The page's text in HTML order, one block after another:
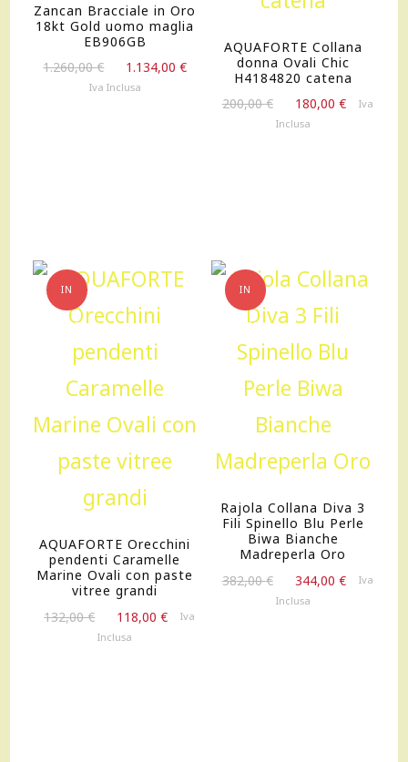
Zancan Bracciale in Oro
18kt Gold uomo maglia
EB906GB
1.260,00€
prezzo
1.134,00€
prezzo
attuale
Iva Inclusa
AQUAFORTE Collana
donna Ovali Chic
H4184820 catena
200,00€
prezzo
180,00 €
IlIva
Inclusa
IN
OFFERTA!
AQUAFORTE Orecchini
pendenti Caramelle
Marine Ovali con paste
vitree grandi
132,00€
prezzo
118,00€
IlIva
Inclusa
IN
OFFERTA!
Rajola Collana Diva 3
Fili Spinello Blu Perle
Biwa Bianche
Madreperla Oro
382,00€
prezzo
344,00 €
IlIva
Inclusa